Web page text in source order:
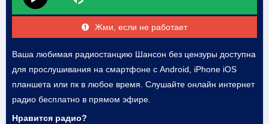
Жми, если не работает
Ваша любимая радиостанцию Шансон без цензуры доступна
для прослушивания на смартфоне с Android, iPhone iOS
планшета или пк в любое время. Слушайте онлайн интернет
радио бесплатно в прямом эфире.
Нравится радио?